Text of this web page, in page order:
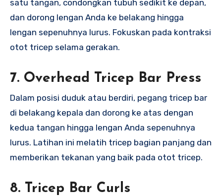
satu tangan, condongkan tubuh sedikit ke depan,
dan dorong lengan Anda ke belakang hingga
lengan sepenuhnya lurus. Fokuskan pada kontraksi
otot tricep selama gerakan.
7. Overhead Tricep Bar Press
Dalam posisi duduk atau berdiri, pegang tricep bar
di belakang kepala dan dorong ke atas dengan
kedua tangan hingga lengan Anda sepenuhnya
lurus. Latihan ini melatih tricep bagian panjang dan
memberikan tekanan yang baik pada otot tricep.
8. Tricep Bar Curls